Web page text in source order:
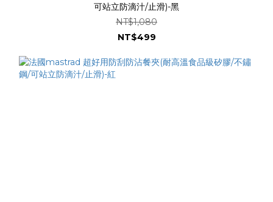
可站立防滴汁/止滑)-黑
NT$1,080
NT$499